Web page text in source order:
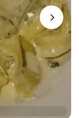
Next